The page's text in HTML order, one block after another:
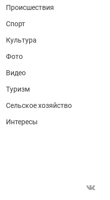
Происшествия
Спорт
Культура
Фото
Видео
Туризм
Сельское хозяйство
Интересы